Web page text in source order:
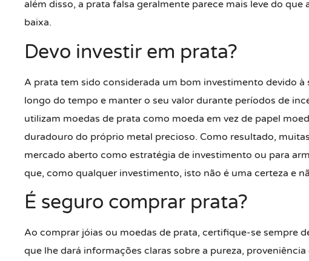
além disso, a prata falsa geralmente parece mais leve do que
baixa.
Devo investir em prata?
A prata tem sido considerada um bom investimento devido à
longo do tempo e manter o seu valor durante períodos de
utilizam moedas de prata como moeda em vez de papel
duradouro do próprio metal precioso. Como resultado,
mercado aberto como estratégia de investimento ou para
que, como qualquer investimento, isto não é uma certeza e
É seguro comprar prata?
Ao comprar jóias ou moedas de prata, certifique-se sempre
que lhe dará informações claras sobre a pureza,